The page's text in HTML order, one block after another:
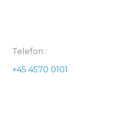
Telefon :
+45 4570 0101